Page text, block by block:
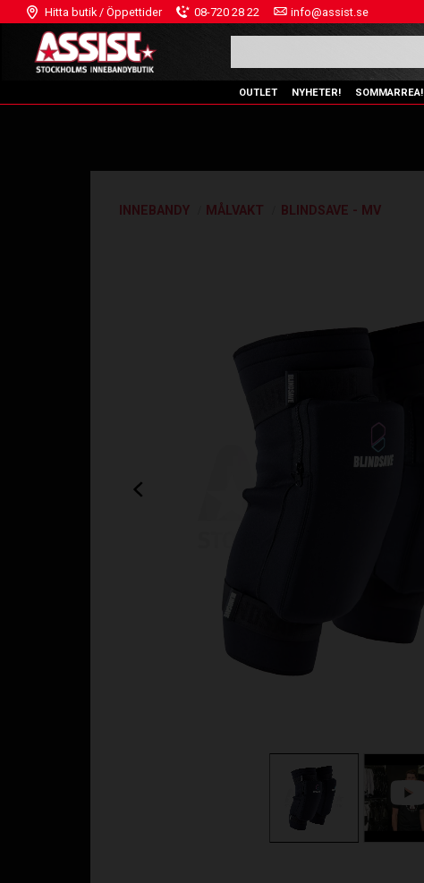
Hitta butik / Öppettider 08-720 28 22 info@assist.se
OUTLET NYHETER! SOMMARREA!
INNEBANDY MÅLVAKT BLINDSAVE - MV